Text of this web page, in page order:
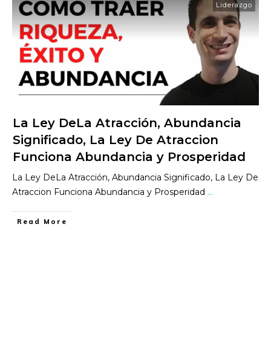
Liderazgo
La Ley DeLa Atracción, Abundancia
Significado, La Ley De Atraccion
Funciona Abundancia y Prosperidad
La Ley DeLa Atracción, Abundancia Significado, La Ley De
Atraccion Funciona Abundancia y Prosperidad ...
​Read More